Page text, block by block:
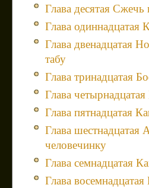
Глава десятая Сжечь
Глава
Глава двенадцатая
табу
Глава тринадцатая
Глава
Глава пятнадцатая
Глава шестнадцатая
человечинку
Глава семнадцатая
Глава